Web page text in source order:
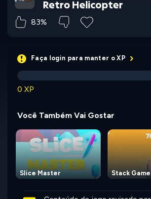
Retro Helicopter
83%
Faça login para manter o XP
0 XP
Você Também Vai Gostar
Slice Master Stack Game